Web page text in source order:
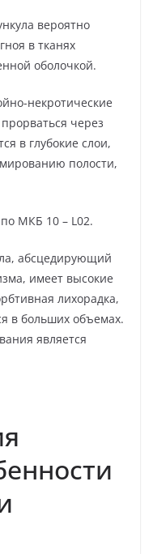
вероятно
в тканях
оболочкой.
некротические
через
в глубокие слои,
полости,
МКБ 10 – L02.
абсцедирующий
имеет высокие
лихорадка,
в больших объемах.
является